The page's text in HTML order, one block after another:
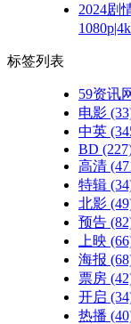
2024剧
标签列表
59资讯
电影
中英
BD
高清
特辑
北影
预告
上映
海报
票房
开启
热播